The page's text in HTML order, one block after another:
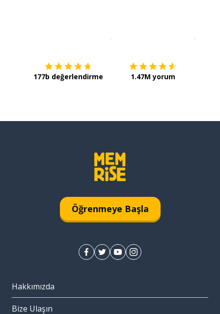
177b değerlendirme 1.47M yorum
Öğrenmeye Başla
Hakkımızda
Bize Ulaşın